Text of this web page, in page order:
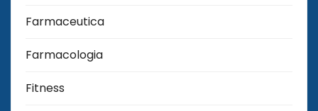
Farmaceutica
Farmacologia
Fitness